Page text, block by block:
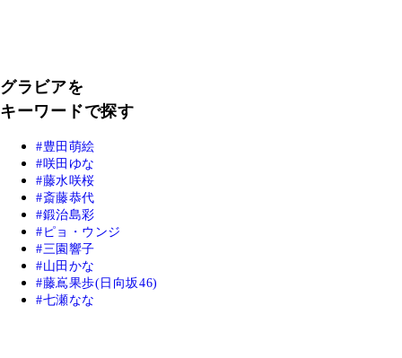
グラビアを
キーワードで探す
豊田萌絵
咲田ゆな
藤水咲桜
斎藤恭代
鍛治島彩
ピョ・ウンジ
三園響子
山田かな
藤嶌果歩(日向坂46)
七瀬なな